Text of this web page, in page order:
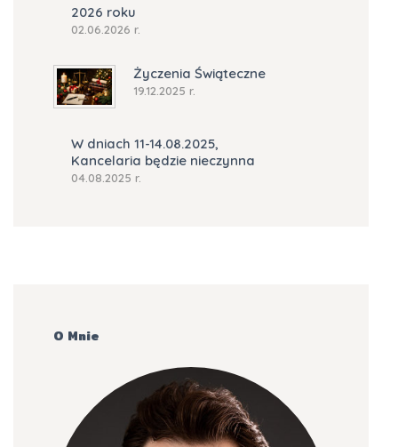
2026 roku
02.06.2026 r.
Życzenia Świąteczne
19.12.2025 r.
W dniach 11-14.08.2025,
Kancelaria będzie nieczynna
04.08.2025 r.
O Mnie